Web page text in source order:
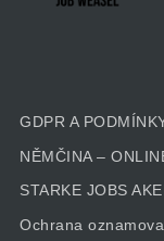
GDPR A
NĚMČINA –
STARKE JOBS
Ochrana